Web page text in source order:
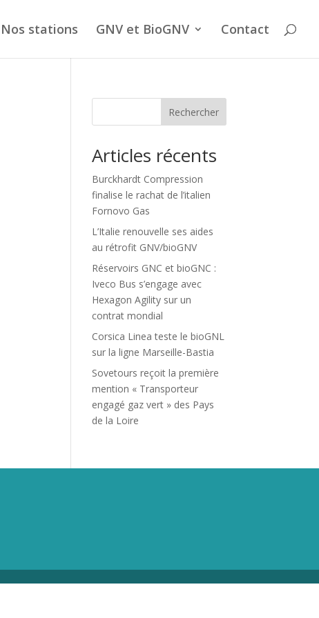
Nos stations GNV et BioGNV Contact
Rechercher
Articles récents
Burckhardt Compression
finalise le rachat de l’italien
Fornovo Gas
L’Italie renouvelle ses aides
au rétrofit GNV/bioGNV
Réservoirs GNC et bioGNC :
Iveco Bus s’engage avec
Hexagon Agility sur un
contrat mondial
Corsica Linea teste le bioGNL
sur la ligne Marseille-Bastia
Sovetours reçoit la première
mention « Transporteur
engagé gaz vert » des Pays
de la Loire